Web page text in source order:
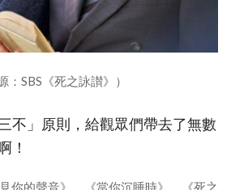
：SBS《死之詠讃》）
不」原則，給觀眾們帶去了無數
！